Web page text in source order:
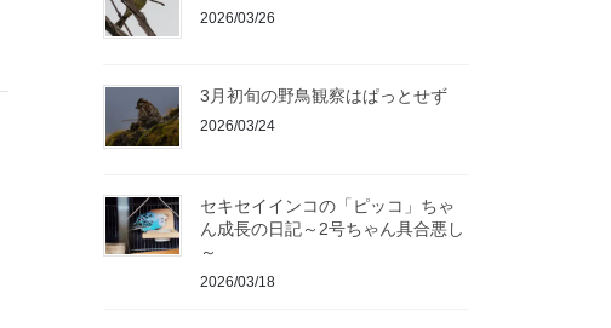
2026/03/26
3月初旬の野鳥観察はぱっとせず
2026/03/24
セキセイインコの「ピッコ」ちゃ
ん成長の日記～2号ちゃん具合悪し
～
2026/03/18